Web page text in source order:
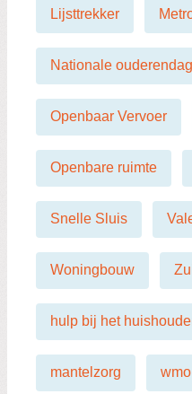
Lijsttrekker
Nationale ouderendag
Openbaar Vervoer
Openbare ruimte
Snelle Sluis
Woningbouw
hulp bij het
mantelzorg wmo